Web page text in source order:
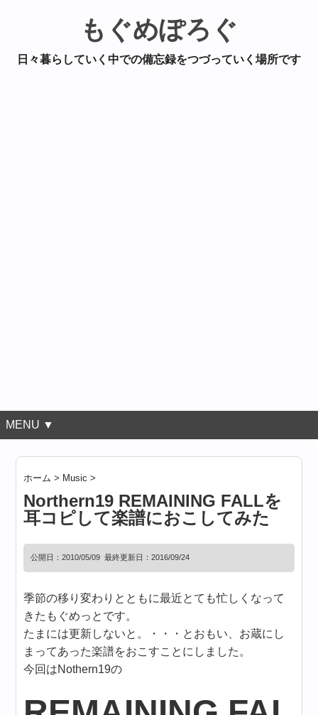
もぐめぽろぐ
日々暮らしていく中での備忘録をつづっていく場所です
MENU ▼
ホーム > Music >
Northern19 REMAINING FALLを
耳コピして楽譜におこしてみた
公開日：2010/05/09 最終更新日：2016/09/24
季節の移り変わりとともに最近とても忙しくなって
きたもぐめっとです。
たまには更新しないと。・・・とおもい、お蔵にし
まってあった楽譜をおこすことにしました。
今回はNothern19の